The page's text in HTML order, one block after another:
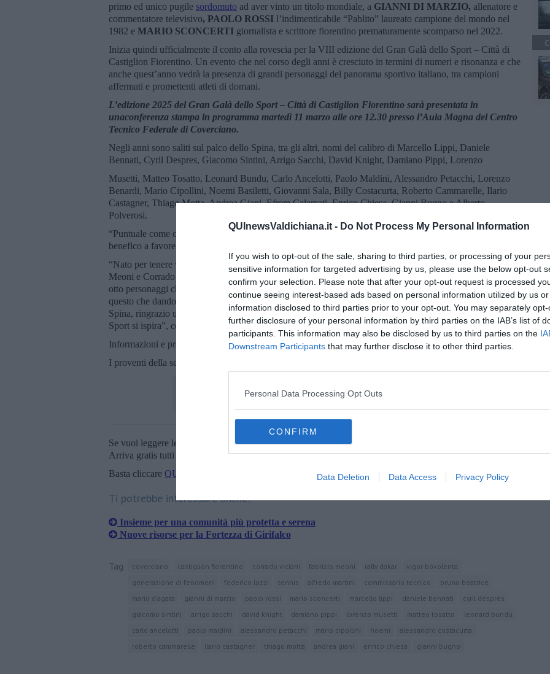
QUInewsValdichiana.it - Do Not Process My Personal Information
If you wish to opt-out of the sale, sharing to third parties, or processing of your
sensitive information for targeted advertising by us, please use the below opt-out
confirm your selection. Please note that after your opt-out request is processed
continue seeing interest-based ads based on personal information utilized by us
information disclosed to third parties prior to your opt-out. You may separately
further disclosure of your personal information by third parties on the IAB’s list of
participants. This information may also be disclosed by us to third parties on the
Downstream Participants that may further disclose it to other third parties.
Personal Data Processing Opt Outs
CONFIRM
Data Deletion Data Access Privacy Policy
primo ed unico pugile sordomuto ad aver vinto un titolo mondiale, a GIANNI DI MARZIO, allenatore e
commentatore televisivo, PAOLO ROSSI l’indimenticabile “Pablito” laureato campione del mondo nel
1982 e MARIO SCONCERTI giornalista e scrittore fiorentino prematuramente scomparso nel 2022.
Inizia quindi ufficialmente il conto alla rovescia per la VIII edizione del Gran Galà dello Sport – Città di
Castiglion Fiorentino. Un evento che nel corso degli anni è cresciuto in termini di numeri e risonanza e che
anche quest’anno vedrà la presenza di grandi personaggi del panorama sportivo italiano, tra campioni
affermati e promettenti atleti di domani.
L’edizione 2025 del Gran Galà dello Sport – Città di Castiglion Fiorentino sarà presentata in
unaconferenza stampa in programma martedì 11 marzo alle ore 12.30 presso l’Aula Magna del Centro
Tecnico Federale di Coverciano.
Negli anni sono saliti sul palco dello Spina, tra gli altri, nomi del calibro di Marcello Lippi, Daniele
Bennati, Cyril Despres, Giacomo Sintini, Arrigo Sacchi, David Knight, Damiano Pippi, Lorenzo
Musetti, Matteo Tosatto, Leonard Bundu, Carlo Ancelotti, Paolo Maldini, Alessandro Petacchi, Lorenzo
Benardi, Mario Cipollini, Noemi Basiletti, Giovanni Sala, Billy Costacurta, Roberto Cammarelle, Ilario
Castagner, Thiago Motta, Andrea Giani, Efrem Calamati, Enrico Chiesa, Gianni Bugno e Alberto
Polverosi.
“Puntuale come ogni primavera torna il Gran Galà dello Sport Città di Castiglion Fiorentino, evento
benefico a favore della Confraternita di Misericordia”, dichiara il Sindaco Mario Agnelli.
“Nato per tenere vive le gesta e il valore umano oltre che sportivo dei nostri due concittadini Fabrizio
Meoni e Corrado Viciani, il Gran Galà negli anni ha collezionato una serie di premi che celebrano ulteriori
otto personaggi che hanno lasciato la loro impronta indelebile nello sport nazionale e non solo. Ed è per
questo che dando appuntamento a tutti gli appassionati di sport per il prossimo lunedì 17 marzo al Teatro
Spina, ringrazio una ad una le famiglie che hanno accordato i 10 Premi a cui il nostro Gran Gala dello
Sport si ispira”, conclude Agnelli.
Informazioni e prevendita presso la Misericordia di Castiglion Fiorentino allo 0575.680282.
I proventi della serata saranno interamente devoluti alla Misericordia di Castiglion Fiorentino.
Se vuoi leggere le notizie principali della Toscana iscriviti allaNewsletter QUInews - ToscanaMedia.
Arriva gratis tutti i giorni alle 20:00 direttamente nella tua casella di posta.
Basta cliccare QUI
Ti potrebbe interessare anche:
Insieme per una comunità più protetta e serena
Nuove risorse per la Fortezza di Girifalco
Tag coverciano castiglion fiorentino corrado viciani fabrizio meoni rally dakar
vigor bovolenta
generazione di fenomeni
federico luzzi tennis alfredo martini commissario tecnico
bruno beatrice
mario d'agata
gianni di marzio paolo rossi mario sconcerti marcello lippi daniele bennati
cyril despres
giacomo sintini
arrigo sacchi david knight damiano pippi lorenzo musetti matteo tosatto
leonard bundu
carlo ancelotti
paolo maldini alessandro petacchi mario cipollini noemi
alessandro costacurta
roberto cammarelle
ilario castagner thiago motta andrea giani enrico chiesa gianni bugno